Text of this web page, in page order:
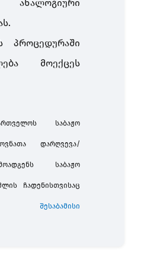
ანალოგიური
პროცედურაში
მოექცეს
საბაჟო
დარღვევა/
საბაჟო
ჩადენისთვისაც
შესაბამისი